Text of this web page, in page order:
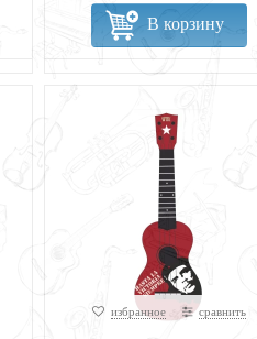
В корзину
избранное сравнить